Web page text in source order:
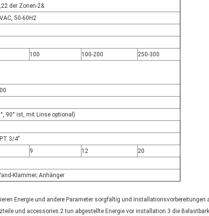
der Zonen-2&
50-60Н2
100 100-200
250-300
90° ist, mit Linse optional)
3/4"
9 12
20
Klammer; Anhänger
Energie und andere Parameter sorgfältig und Installationsvorbereitungen
und accessories.2 tun abgestellte Energie vor installation.3 die